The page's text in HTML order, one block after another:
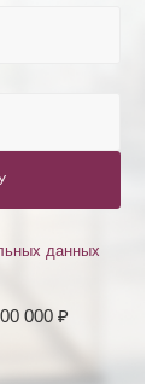
данных
000 ₽